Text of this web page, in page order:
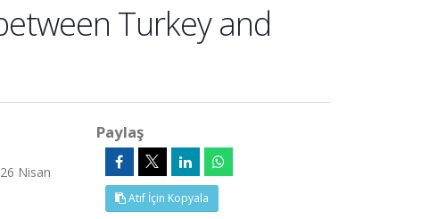
Turkey and
Nisan
Paylaş
Atıf İçin Kopyala